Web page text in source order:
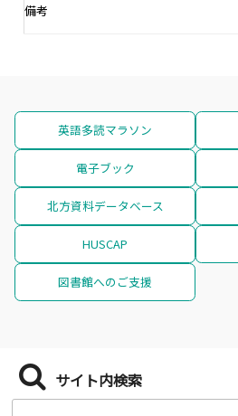
備考
英語多読マラソン
電子ブック
北方資料データベース
HUSCAP
図書館へのご支援
サイト内検索